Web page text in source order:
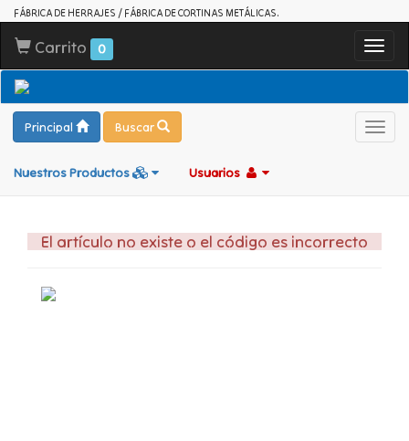
FÁBRICA DE HERRAJES / FÁBRICA DE CORTINAS METÁLICAS.
Carrito 0
Principal Buscar
Nuestros Productos Usuarios
El artículo no existe o el código es incorrecto